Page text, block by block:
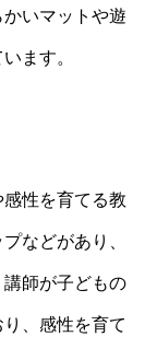
いマットや遊
ます。
性を育てる教
などがあり、
師が子どもの
、感性を育て